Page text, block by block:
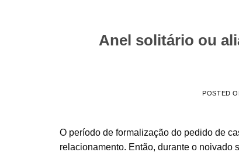
Anel solitário ou
POSTED
O período de formalização do pedido de
relacionamento. Então, durante o noivado